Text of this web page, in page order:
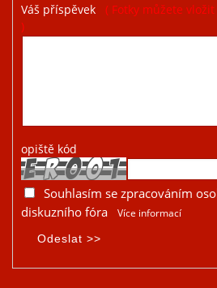
Váš příspěvek
( Fotky můžete
)
opiště kód
Souhlasím se zpracováním
diskuzního fóra
Více informací